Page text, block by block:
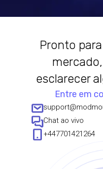
Pronto
esclarecer
Entre em
Chat ao vivo
+447701421264